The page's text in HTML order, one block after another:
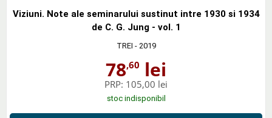
Viziuni. Note ale seminarului sustinut intre 1930 si 1934
de C. G. Jung - vol. 1
TREI - 2019
78,60 lei
PRP: 105,00 lei
stoc indisponibil